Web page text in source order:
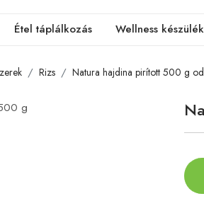
Étel táplálkozás Wellness készülék
Rizs Natura hajdina pirított 500 g